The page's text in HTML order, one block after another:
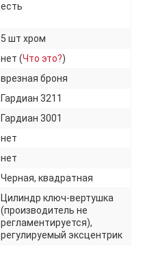
есть
5 шт хром
нет (Что это?)
врезная броня
Гардиан 3211
Гардиан 3001
нет
нет
Черная, квадратная
Цилиндр ключ-вертушка
(производитель не
регламентируется),
регулируемый эксцентрик